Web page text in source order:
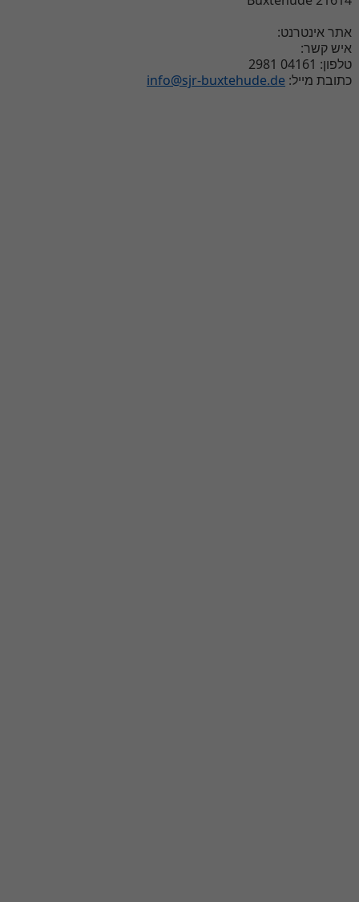
אתר אינטרנט:
איש קשר:
טלפון: 04161 2981
כתובת מייל: info@sjr-buxtehude.de